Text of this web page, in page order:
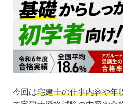
今回は宅建士の仕事内容や年